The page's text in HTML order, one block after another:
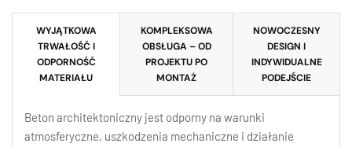
WYJĄTKOWA
TRWAŁOŚĆ I
ODPORNOŚĆ
MATERIAŁU
KOMPLEKSOWA
OBSŁUGA – OD
PROJEKTU PO
MONTAŻ
NOWOCZESNY
DESIGN I
INDYWIDUALNE
PODEJŚCIE
Beton architektoniczny jest odporny na warunki
atmosferyczne, uszkodzenia mechaniczne i działanie